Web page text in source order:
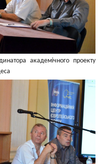
академічного проекту